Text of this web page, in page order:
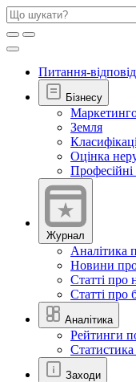
Питання-
Бізнесу
Земля
Оцінка
Професійні
Журнал
Аналітика
Новини про
Статті про
Статті про
Аналітика
Рейтинги
Статистика
Заходи